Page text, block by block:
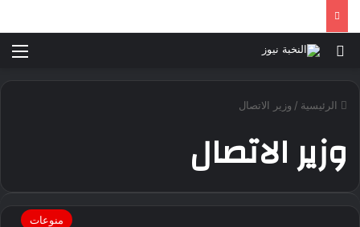
بحث عن
الرئيسية / وزير الاتصال
وزير الاتصال
منوعات